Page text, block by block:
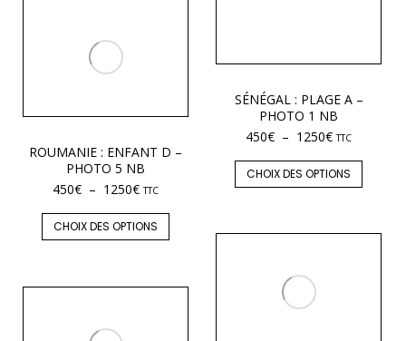
SÉNÉGAL : PLAGE A –
PHOTO 1 NB
450€ – 1250€ TTC
CHOIX DES OPTIONS
ROUMANIE : ENFANT D –
PHOTO 5 NB
450€ – 1250€ TTC
CHOIX DES OPTIONS